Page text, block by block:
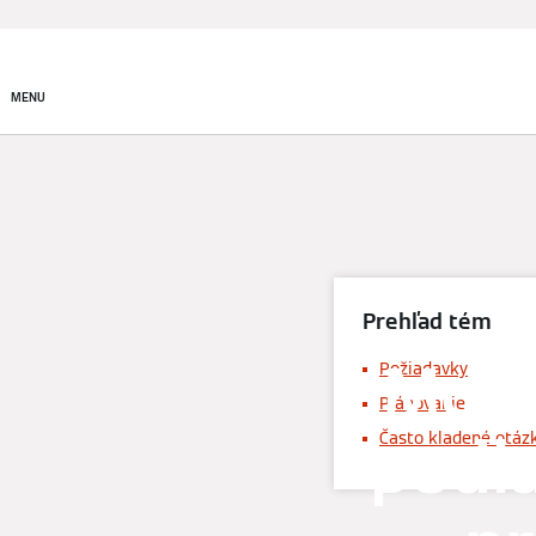
MENU
Prehľad tém
Požiadavky
Plánovanie
Často kladené